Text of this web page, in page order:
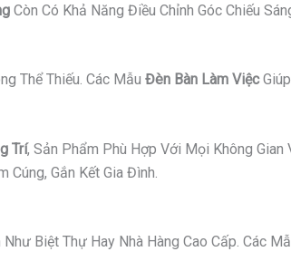
Còn Có Khả Năng Điều Chỉnh Góc Chiếu
Thể Thiếu. Các Mẫu Đèn Bàn Làm Việc
Trí, Sản Phẩm Phù Hợp Với Mọi Không
Cúng, Gắn Kết Gia Đình.
Biệt Thự Hay Nhà Hàng Cao Cấp. Các